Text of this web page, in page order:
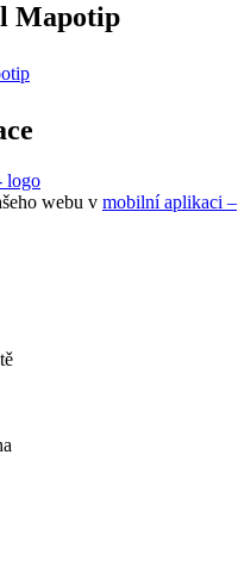
Mapotip
webu v mobilní aplikaci –